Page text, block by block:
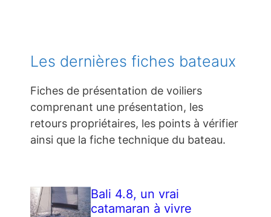
Les dernières fiches bateaux
Fiches de présentation de voiliers
comprenant une présentation, les
retours propriétaires, les points à vérifier
ainsi que la fiche technique du bateau.
Bali 4.8, un vrai
catamaran à vivre